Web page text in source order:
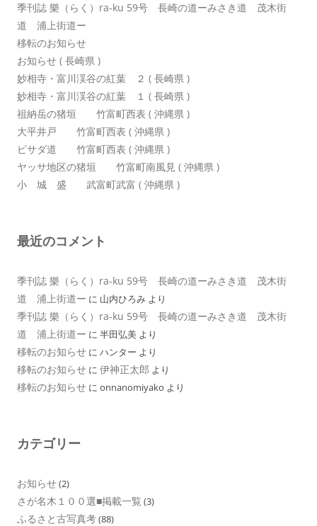
季刊誌 樂（らく）ra-ku 59号 長崎の道ーみさき道 茂木街
道 浦上街道ー
移転のお知らせ
お知らせ ( 長崎県 )
妙相寺・富川渓谷の紅葉 ２ ( 長崎県 )
妙相寺・富川渓谷の紅葉 １ ( 長崎県 )
祖納岳の猪垣 竹富町西表 ( 沖縄県 )
大平井戸 竹富町西表 ( 沖縄県 )
ピサダ道 竹富町西表 ( 沖縄県 )
ヤッサ地区の猪垣 竹富町南風見 ( 沖縄県 )
小 城 盛 武富町武富 ( 沖縄県 )
最近のコメント
季刊誌 樂（らく）ra-ku 59号 長崎の道ーみさき道 茂木街
道 浦上街道ー に 山内ひろみ より
季刊誌 樂（らく）ra-ku 59号 長崎の道ーみさき道 茂木街
道 浦上街道ー に 半田弘美 より
移転のお知らせ に ハンター より
移転のお知らせ に 伊神正太郎 より
移転のお知らせ に onnanomiyako より
カテゴリー
お知らせ(2)
さが名木１００選■掲載一覧 (3)
ふるさと古写真考(88)